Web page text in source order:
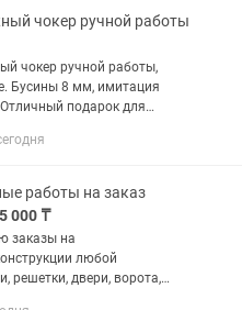
и красивой защитой вашeгo
чокер ручной работы
чокер ручной работы,
Бусины 8 мм, имитация
подарок для
также принимаю заказы.
работы на заказ
000 ₸
заказы на
любой
решетки, двери, ворота,